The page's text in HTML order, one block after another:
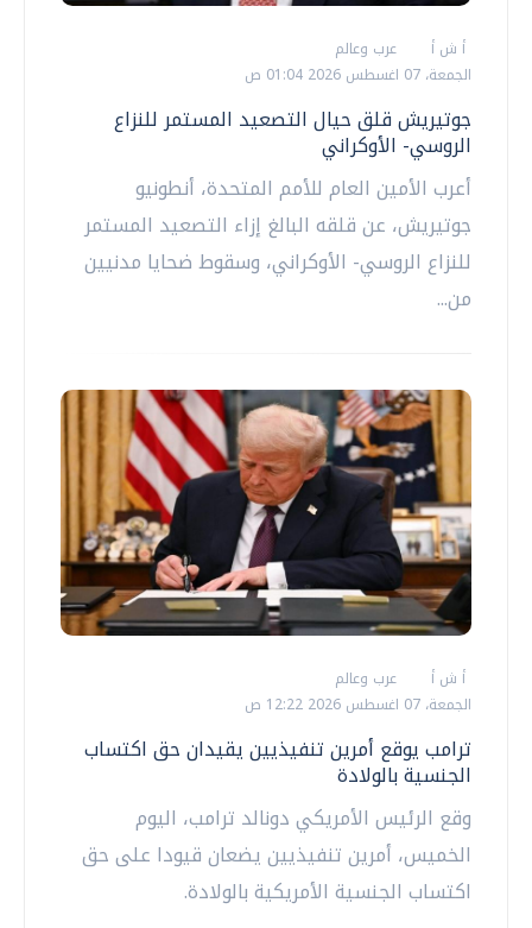
أ ش أ
عرب وعالم
الجمعة، 07 اغسطس 2026 01:04 ص
جوتيريش قلق حيال التصعيد المستمر للنزاع
الروسي- الأوكراني
أعرب الأمين العام للأمم المتحدة، أنطونيو
جوتيريش، عن قلقه البالغ إزاء التصعيد المستمر
للنزاع الروسي- الأوكراني، وسقوط ضحايا مدنيين
من...
أ ش أ
عرب وعالم
الجمعة، 07 اغسطس 2026 12:22 ص
ترامب يوقع أمرين تنفيذيين يقيدان حق اكتساب
الجنسية بالولادة
وقع الرئيس الأمريكي دونالد ترامب، اليوم
الخميس، أمرين تنفيذيين يضعان قيودا على حق
اكتساب الجنسية الأمريكية بالولادة.